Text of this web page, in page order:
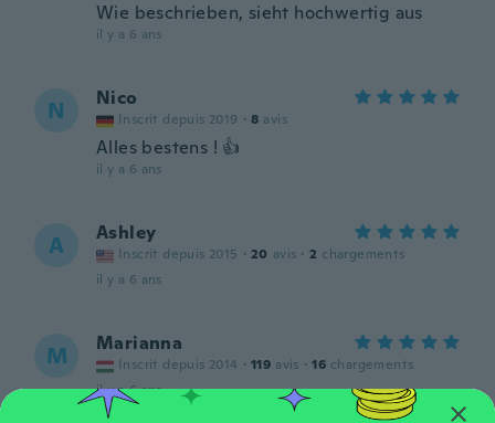
Wie beschrieben, sieht hochwertig aus
il y a 6 ans
N Nico
Inscrit depuis 2019 · 8 avis
Alles bestens ! 👍
il y a 6 ans
A Ashley
Inscrit depuis 2015 · 20 avis · 2 chargements
il y a 6 ans
M Marianna
Inscrit depuis 2014 · 119 avis · 16 chargements
il y a 6 ans